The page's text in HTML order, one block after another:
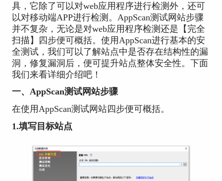
具，它除了可以对web应用程序进行检测外，还可
以对移动端APP进行检测。AppScan测试网站步骤
并不复杂，无论是对web应用程序检测还是【完全
扫描】四步便可概括。使用AppScan进行基本的安
全测试，我们可以了解站点中是否存在结构性的漏
洞，修复漏洞后，便可提升站点整体安全性。下面
我们来看详细介绍吧！
一、AppScan测试网站步骤
在使用AppScan测试网站四步便可概括。
1.填写目标站点